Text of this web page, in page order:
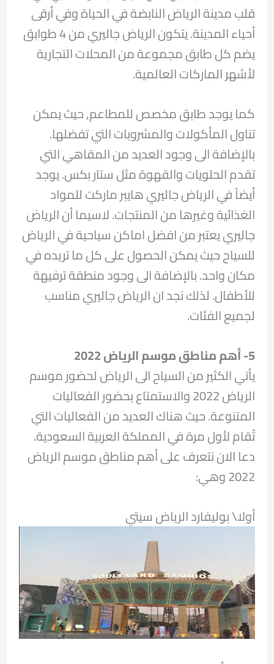
قلب مدينة الرياض النابضة في الحياة وفي أرقى
أحياء المدينة. يتكون الرياض جاليري من 4 طوابق
يضم كل طابق مجموعة من المحلات التجارية
لأشهر الماركات العالمية.
كما يوجد طابق مخصص للمطاعم, حيث يمكن
تناول المأكولات والمشروبات التي تفضلها.
بالإضافة الى وجود العديد من المقاهي التي
تقدم الحلويات والقهوة مثل ستار بكس. يوجد
أيضاً في الرياض جاليري هايبر ماركت للمواد
الغذائية وغيرها من المنتجات. لاسيما أن الرياض
جاليري يعتبر من افضل اماكن سياحية في الرياض
للسياح حيث يمكن الحصول على كل ما تريده في
مكان واحد. بالإضافة الى وجود منطقة ترفيهة
للأطفال. لذلك نجد ان الرياض جاليري مناسب
لجميع الفئات.
5- أهم مناطق موسم الرياض 2022
يأتي الكثير من السياح الى الرياض لحضور موسم
الرياض 2022 والاستمتاع بحضور الفعاليات
المتنوعة. حيث هناك العديد من الفعاليات التي
تُقام لأول مرة في المملكة العربية السعودية.
دعا الان نتعرف على أهم مناطق موسم الرياض
2022 وهي:
أولا\ بوليفارد الرياض سيتي